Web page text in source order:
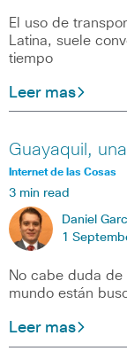
El uso de
Latina, suele
tiempo
Leer mas
Guayaquil,
Internet de las Cosas
3 min read
Daniel
1
No cabe duda
mundo están
Leer mas